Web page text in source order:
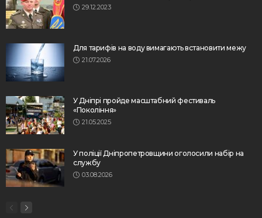
29.12.2023
Для тарифів на воду вимагають встановити межу
21.07.2026
У Дніпрі пройде масштабний фестиваль
«Покоління»
21.05.2025
У поліції Дніпропетровщини оголосили набір на
службу
03.08.2026